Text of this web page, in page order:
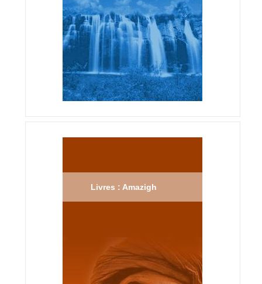
Livres : Amazigh